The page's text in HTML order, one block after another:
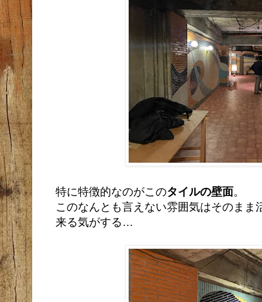
特に特徴的なのがこのタイルの壁面。
このなんとも言えない雰囲気はそのま
来る気がする…